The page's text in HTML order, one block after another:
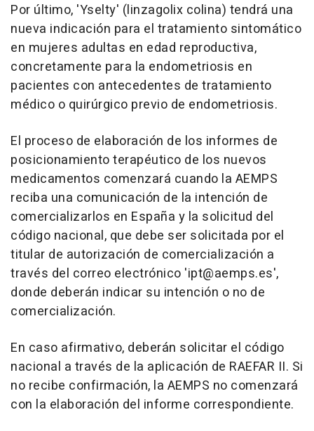
Por último, 'Yselty' (linzagolix colina) tendrá una
nueva indicación para el tratamiento sintomático
en mujeres adultas en edad reproductiva,
concretamente para la endometriosis en
pacientes con antecedentes de tratamiento
médico o quirúrgico previo de endometriosis.
El proceso de elaboración de los informes de
posicionamiento terapéutico de los nuevos
medicamentos comenzará cuando la AEMPS
reciba una comunicación de la intención de
comercializarlos en España y la solicitud del
código nacional, que debe ser solicitada por el
titular de autorización de comercialización a
través del correo electrónico 'ipt@aemps.es',
donde deberán indicar su intención o no de
comercialización.
En caso afirmativo, deberán solicitar el código
nacional a través de la aplicación de RAEFAR II. Si
no recibe confirmación, la AEMPS no comenzará
con la elaboración del informe correspondiente.